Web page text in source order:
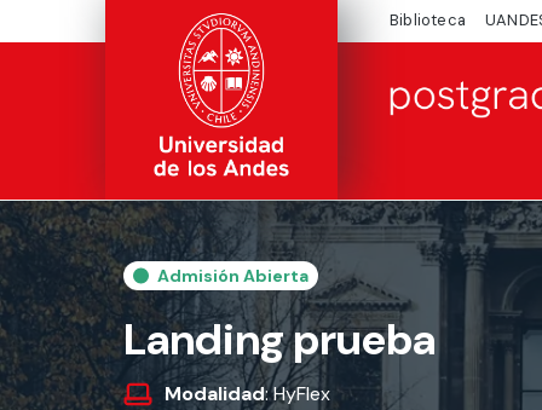
Biblioteca
Admisión Abierta
Landing prueba
Modalidad: HyFlex